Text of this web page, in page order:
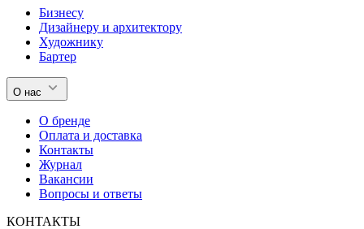
Бизнесу
Дизайнеру и архитектору
Художнику
Бартер
О нас
О бренде
Оплата и доставка
Контакты
Журнал
Вакансии
Вопросы и ответы
КОНТАКТЫ